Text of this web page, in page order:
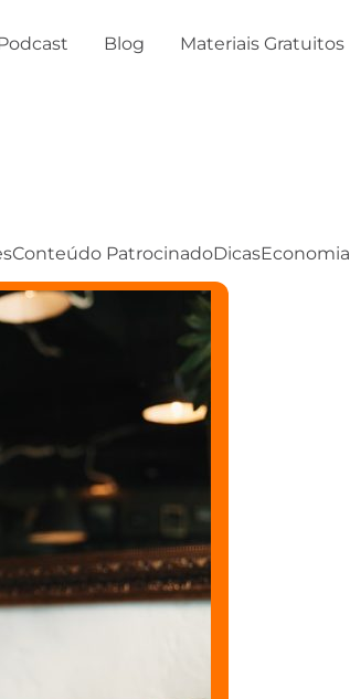
Blog Materiais Gratuitos
Conteúdo PatrocinadoDicasEconomia